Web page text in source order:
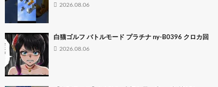
2026.08.06
白猫ゴルフ バトルモード プラチナ ny-B0396 クロカ回
2026.08.06